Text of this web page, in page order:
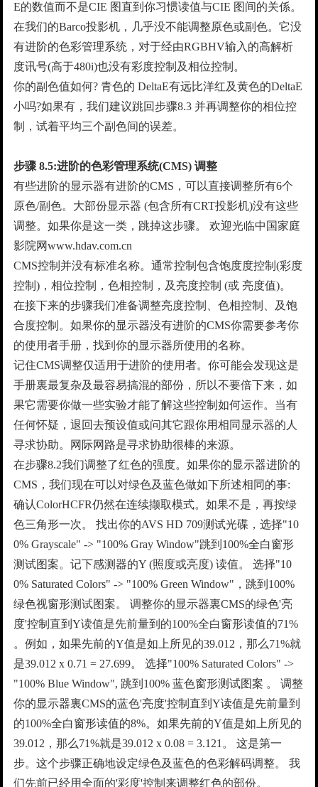
E的数值而不是CIE 图直到你习惯读值与CIE 图间的关係。
在我们的Barco投影机，几乎没不能调整原色或副色。它没
有进阶的色彩管理系统，对于经由RGBHV输入的高解析
度讯号(高于480i)也没有彩度控制及相位控制。
你的副色值如何? 青色的 DeltaE有远比洋红及黄色的DeltaE
小吗?如果有，我们建议跳回步骤8.3 并再调整你的相位控
制，试着平均三个副色间的误差。
步骤 8.5:进阶的色彩管理系统(CMS)调整
有些进阶的显示器有进阶的CMS，可以直接调整所有6个
原色/副色。大部份显示器 (包含所有CRT投影机)没有这些
调整。如果你是这一类，跳掉这步骤。 欢迎光临中国家庭
影院网www.hdav.com.cn
CMS控制并没有标准名称。通常控制包含饱度度控制(彩度
控制)，相位控制，色相控制，及亮度控制 (或 亮度值)。
在接下来的步骤我们准备调整亮度控制、色相控制、及饱
合度控制。如果你的显示器没有进阶的CMS你需要参考你
的使用者手册，找到你的显示器所使用的名称。
记住CMS调整仅适用于进阶的使用者。你可能会发现这是
手册裏最复杂及最容易搞混的部份，所以不要倍下来，如
果它需要你做一些实验才能了解这些控制如何运作。当有
任何怀疑，退回去预设值或问其它跟你用相同显示器的人
寻求协助。网际网路是寻求协助很棒的来源。
在步骤8.2我们调整了红色的强度。如果你的显示器进阶的
CMS，我们现在可以对绿色及蓝色做如下所述相同的事:
确认ColorHCFR仍然在连续撷取模式。如果不是，再按绿
色三角形一次。 找出你的AVS HD 709测试光碟，选择"10
0% Grayscale" -> "100% Gray Window"跳到100%全白窗形
测试图案。记下感测器的Y (照度或亮度) 读值。 选择"10
0% Saturated Colors" -> "100% Green Window"，跳到100%
绿色视窗形测试图案。 调整你的显示器裏CMS的绿色'亮
度'控制直到Y读值是先前量到的100%全白窗形读值的71%
。例如，如果先前的Y值是如上所见的39.012，那么71%就
是39.012 x 0.71 = 27.699。 选择"100% Saturated Colors" ->
"100% Blue Window", 跳到100% 蓝色窗形测试图案 。 调整
你的显示器裏CMS的蓝色'亮度'控制直到Y读值是先前量到
的100%全白窗形读值的8%。如果先前的Y值是如上所见的
39.012，那么71%就是39.012 x 0.08 = 3.121。 这是第一
步。这个步骤正确地设定绿色及蓝色的色彩解码调整。 我
们先前已经用全面的'彩度'控制来调整红色的部份。